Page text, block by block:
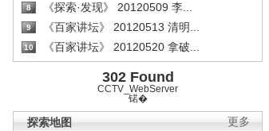
8 《探索·发现》 20120509 李...
9 《百家讲坛》 20120513 清明...
10 《百家讲坛》 20120520 拿破...
302 Found
CCTV_WebServer
锘�
更多
探索地图